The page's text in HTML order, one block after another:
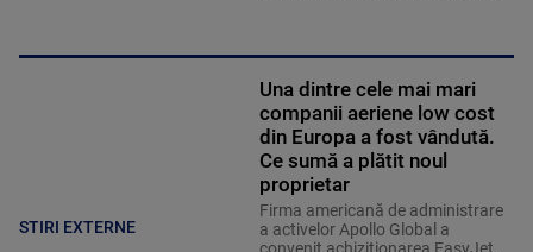
STIRI EXTERNE
Una dintre cele mai mari
companii aeriene low cost
din Europa a fost vândută.
Ce sumă a plătit noul
proprietar
Firma americană de administrare
a activelor Apollo Global a